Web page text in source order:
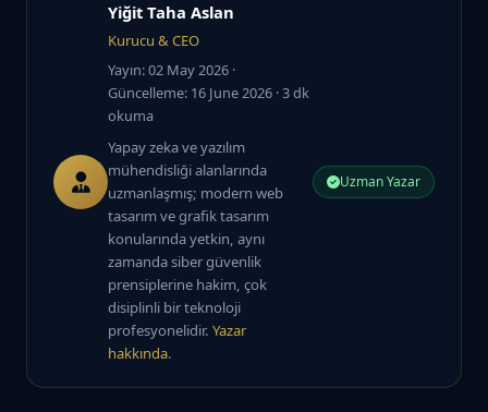
Yiğit Taha Aslan
Kurucu & CEO
Yayın: 02 May 2026 ·
Güncelleme: 16 June 2026 · 3 dk
okuma
Yapay zeka ve yazılım
mühendisliği alanlarında
uzmanlaşmış; modern web
tasarım ve grafik tasarım
konularında yetkin, aynı
zamanda siber güvenlik
prensiplerine hakim, çok
disiplinli bir teknoloji
profesyonelidir. Yazar
hakkında.
Uzman Yazar